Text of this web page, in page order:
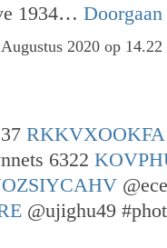
1934… Doorgaan
2020 op
RKKVXOOKFA
6322
@ujighu49